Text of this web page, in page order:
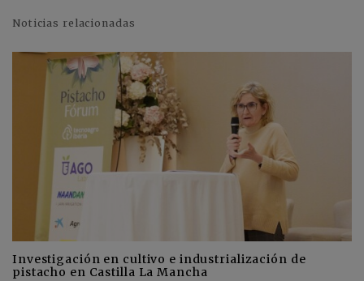
Noticias relacionadas
Investigación en cultivo e industrialización de
pistacho en Castilla La Mancha